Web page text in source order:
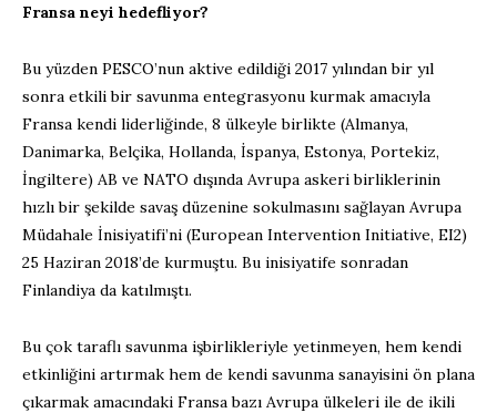
Fransa neyi hedefliyor?
Bu yüzden PESCO’nun aktive edildiği 2017 yılından bir yıl
sonra etkili bir savunma entegrasyonu kurmak amacıyla
Fransa kendi liderliğinde, 8 ülkeyle birlikte (Almanya,
Danimarka, Belçika, Hollanda, İspanya, Estonya, Portekiz,
İngiltere) AB ve NATO dışında Avrupa askeri birliklerinin
hızlı bir şekilde savaş düzenine sokulmasını sağlayan Avrupa
Müdahale İnisiyatifi’ni (European Intervention Initiative, EI2)
25 Haziran 2018’de kurmuştu. Bu inisiyatife sonradan
Finlandiya da katılmıştı.
Bu çok taraflı savunma işbirlikleriyle yetinmeyen, hem kendi
etkinliğini artırmak hem de kendi savunma sanayisini ön plana
çıkarmak amacındaki Fransa bazı Avrupa ülkeleri ile de ikili